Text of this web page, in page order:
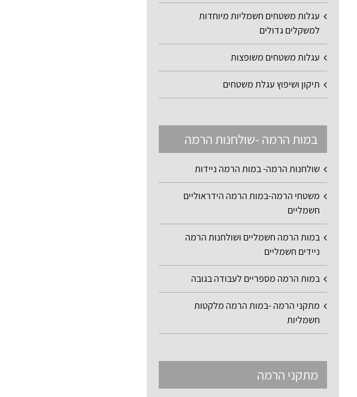
עגלות משטחים חשמליות מיוחדות
למשקלים גדולים
עגלות משטחים משופצות
תיקון ושיפוץ עגלת משטחים
במות הרמה -שולחנות הרמה
שולחנות הרמה- במות הרמה ניידות
משטחי הרמה-במות הרמה הידראוליים
חשמליים
במות הרמה חשמליים ושולחנות הרמה
ניידים חשמליים
במות הרמה מספריים לעבודה בגובה
מתקני הרמה -במות הרמה מלקטות
חשמליות
מתקני הרמה